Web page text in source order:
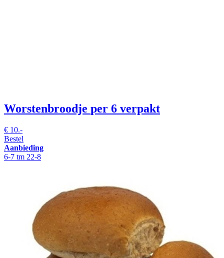
Worstenbroodje per 6 verpakt
€ 10.-
Bestel
Aanbieding
6-7 tm 22-8